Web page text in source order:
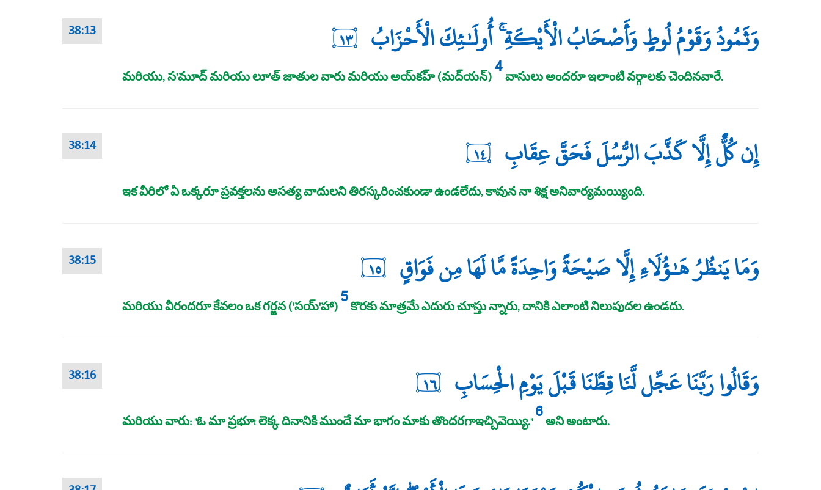
38:13 وَثَمُودُ وَقَوْمُ لُوطٍ وَأَصْحَابُ الْأَيْكَةِ ۚ أُولَـٰئِكَ الْأَحْزَابُ ١٣
మరియు, స'మూద్‌ మరియు లూ'త్‌ జాతుల వారు మరియు అయ్‌కహ్‌ (మద్‌యన్‌)4వాసులు అందరూ ఇలాంటి వర్గాలకు చెందినవారే.
38:14 إِن كُلٌّ إِلَّا كَذَّبَ الرُّسُلَ فَحَقَّ عِقَابِ ١٤
ఇక వీరిలో ఏ ఒక్కరూ ప్రవక్తలను అసత్య వాదులని తిరస్కరించకుండా ఉండలేదు, కావున నా శిక్ష అనివార్యమయ్యింది.
38:15 وَمَا يَنظُرُ هَـٰؤُلَاءِ إِلَّا صَيْحَةً وَاحِدَةً مَّا لَهَا مِن فَوَاقٍ ١٥
మరియు వీరందరూ కేవలం ఒక గర్జన ('సయ్‌'హా)5కొరకు మాత్రమే ఎదురు చూస్తు న్నారు, దానికి ఎలాంటి నిలుపుదల ఉండదు.
38:16 وَقَالُوا رَبَّنَا عَجِّل لَّنَا قِطَّنَا قَبْلَ يَوْمِ الْحِسَابِ ١٦
మరియు వారు: "ఓ మా ప్రభూ! లెక్క దినానికి ముందే మా భాగం మాకు తొందరగాఇచ్చివెయ్యి."6అని అంటారు.